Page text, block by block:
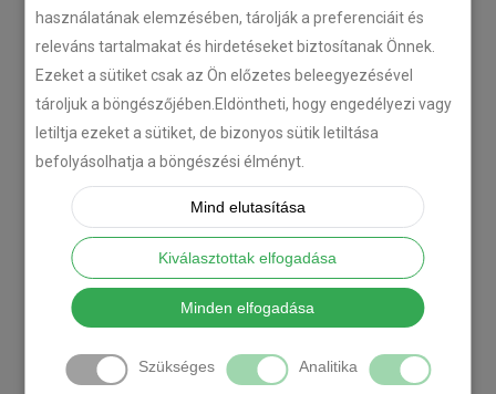
használatának elemzésében, tárolják a preferenciáit és
releváns tartalmakat és hirdetéseket biztosítanak Önnek.
Ezeket a sütiket csak az Ön előzetes beleegyezésével
tároljuk a böngészőjében.Eldöntheti, hogy engedélyezi vagy
letiltja ezeket a sütiket, de bizonyos sütik letiltása
befolyásolhatja a böngészési élményt.
Mind elutasítása
Kiválasztottak elfogadása
Minden elfogadása
Szükséges Analitika